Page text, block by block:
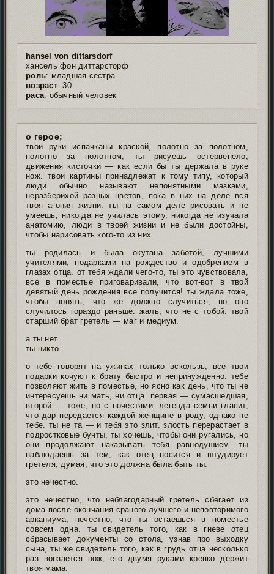
hansel von dittarsdorf
хансель фон диттарсторф
роль: младшая сестра
возраст: 30
раса: обычный человек
о герое;
твои руки испачканы краской, полотно за полотном,
полотно за полотном, ты рисуешь остервенело,
движения кисточки — как если бы ты держала в руке
нож. твои картины принадлежат к тому типу, который
люди обычно называют непонятными мазками,
неразберихой разных цветов, пока в них на деле вся
твоя агония жизни. ты на самом деле рисовать и не
умеешь, никогда не училась этому, никогда не изучала
анатомию, люди в твоей жизни и не были достойны,
чтобы нарисовать кого-то из них.
ты родилась и была окутана заботой, лучшими
учителями, подарками на рождество и одобрением в
глазах отца. от тебя ждали чего-то, ты это чувствовала,
все в поместье приговаривали, что вот-вот в твой
девятый день рождения все получится! ты ждала тоже,
чтобы понять, что же должно случиться, но оно
случилось гораздо раньше. жаль, что не с тобой. твой
старший брат гретель — маг и медиум.
а ты нет.
ты никто.
о тебе говорят на ужинах только вскользь, все твои
подарки кочуют к брату быстро и непринужденно. тебе
позволяют жить в поместье, но ясно как день, что ты не
интересуешь ни мать, ни отца. первая — сумасшедшая,
второй — тоже, но с почестями. легенда семьи гласит,
что дар передается каждой женщине в роду, однако не
тебе. ты не та — и тебя это злит. злость перерастает в
подростковые бунты, ты хочешь, чтобы они ругались, но
они продолжают наказывать тебя равнодушием. ты
наблюдаешь за тем, как отец носится и штудирует
гретеля, думая, что это должна была быть ты.
это нечестно.
это нечестно, что неблагодарный гретель сбегает из
дома после окончания сраного лучшего и неповторимого
арканиума, нечестно, что ты остаешься в поместье
совсем одна. ты свидетель того, как в гневе отец
сбрасывает документы со стола, узнав про выходку
сына, ты же свидетель того, как в грудь отца несколько
раз вонзается нож, его двумя руками крепко держит
твоя мама.